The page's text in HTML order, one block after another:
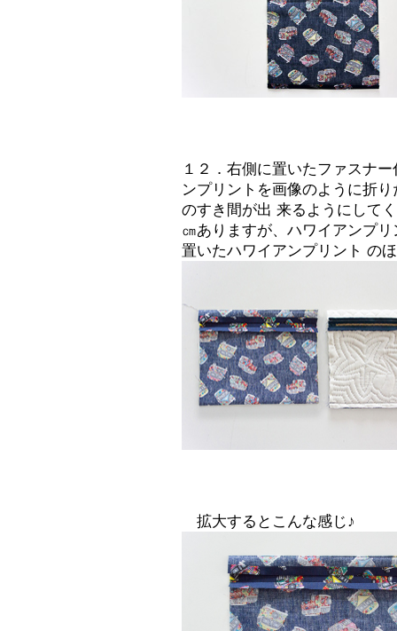
１２．右側に置いたファスナ
ンプリントを画像のように折
のすき間が出 来るようにして
㎝ありますが、ハワイアンプ
置いたハワイアンプリント の
拡大するとこんな感じ♪